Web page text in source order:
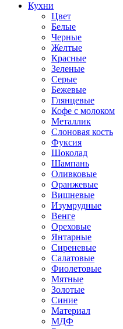
Кухни
Цвет
Белые
Черные
Желтые
Красные
Зеленые
Серые
Бежевые
Глянцевые
Кофе с молоком
Металлик
Слоновая кость
Фуксия
Шоколад
Шампань
Оливковые
Оранжевые
Вишневые
Изумрудные
Венге
Ореховые
Янтарные
Сиреневые
Салатовые
Фиолетовые
Мятные
Золотые
Синие
Материал
МДФ